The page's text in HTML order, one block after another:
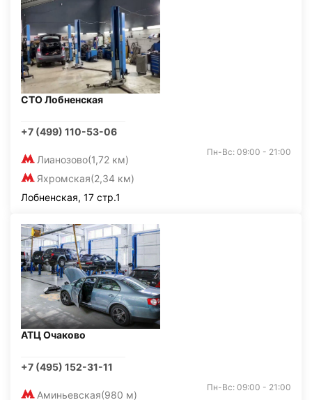
СТО Лобненская
+7 (499) 110-53-06
Лианозово(1,72 км)
Яхромская(2,34 км)
Пн-Вс: 09:00 - 21:00
Лобненская, 17 стр.1
АТЦ Очаково
+7 (495) 152-31-11
Аминьевская(980 м)
Пн-Вс: 09:00 - 21:00